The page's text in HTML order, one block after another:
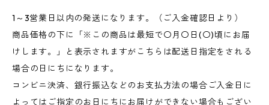
1～3営業日以内の発送になります。（ご入金確認日より）
商品価格の下に「※この商品は最短で〇月〇日(〇)頃にお届
けします。」と表示されますがこちらは配送日指定をされる
場合の日にちになります。
コンビニ決済、銀行振込などのお支払方法の場合ご入金日に
よってはご指定のお日にちにお届けができない場合もござい